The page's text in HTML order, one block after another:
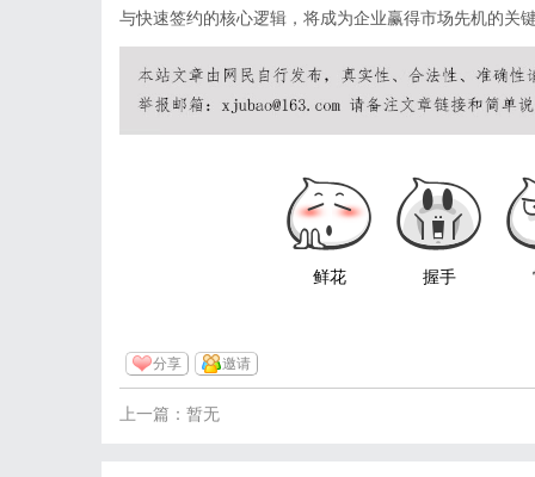
与快速签约的核心逻辑，将成为企业赢得市场先机的关
鲜花 握手
分享 邀请
上一篇：暂无